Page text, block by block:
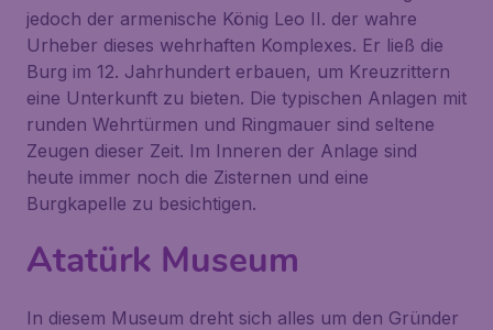
jedoch der armenische König Leo II. der wahre
Urheber dieses wehrhaften Komplexes. Er ließ die
Burg im 12. Jahrhundert erbauen, um Kreuzrittern
eine Unterkunft zu bieten. Die typischen Anlagen mit
runden Wehrtürmen und Ringmauer sind seltene
Zeugen dieser Zeit. Im Inneren der Anlage sind
heute immer noch die Zisternen und eine
Burgkapelle zu besichtigen.
Atatürk Museum
In diesem Museum dreht sich alles um den Gründer